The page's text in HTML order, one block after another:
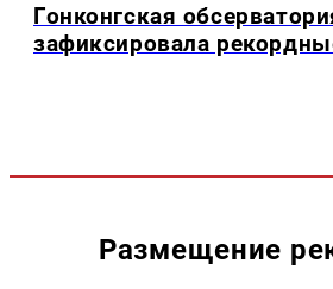
Гонконгская
зафиксировала
Размещение